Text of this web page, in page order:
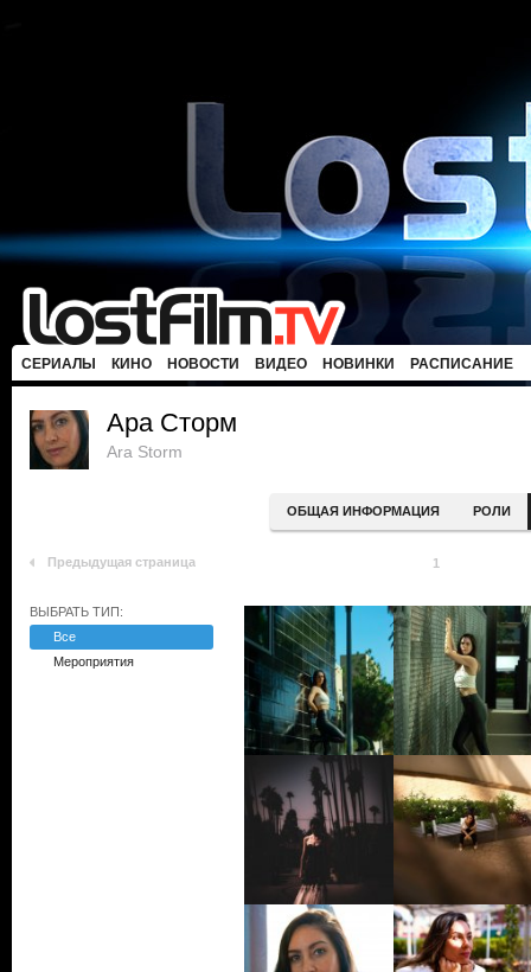
СЕРИАЛЫ КИНО НОВОСТИ ВИДЕО НОВИНКИ РАСПИСАНИЕ
Ара Сторм
Ara Storm
ОБЩАЯ ИНФОРМАЦИЯ РОЛИ
Предыдущая страница 1
ВЫБРАТЬ ТИП:
Все
Мероприятия